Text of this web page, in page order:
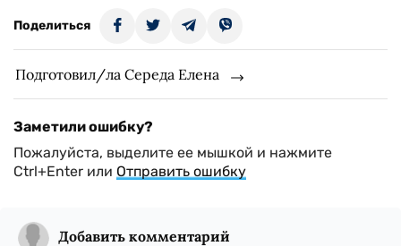
Поделиться
Подготовил/ла Середа Елена
Заметили ошибку?
Пожалуйста, выделите ее мышкой и нажмите
Ctrl+Enter или Отправить ошибку
Добавить комментарий